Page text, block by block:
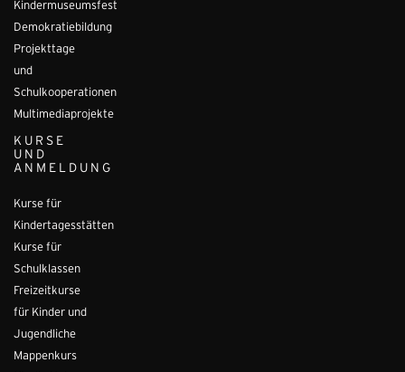
Kindermuseumsfest
Demokratiebildung
Projekttage
und
Schulkooperationen
Multimediaprojekte
KURSE
UND
ANMELDUNG
Kurse für
Kindertagesstätten
Kurse für
Schulklassen
Freizeitkurse
für Kinder und
Jugendliche
Mappenkurs